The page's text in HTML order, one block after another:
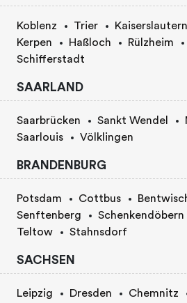
Koblenz Trier Kaiserslautern
Kerpen
Haßloch Rülzheim
Schifferstadt
SAARLAND
Saarbrücken Sankt Wendel
Saarlouis
Völklingen
BRANDENBURG
Potsdam Cottbus
Senftenberg
Schenkendöbern
Teltow
Stahnsdorf
SACHSEN
Leipzig Dresden Chemnitz